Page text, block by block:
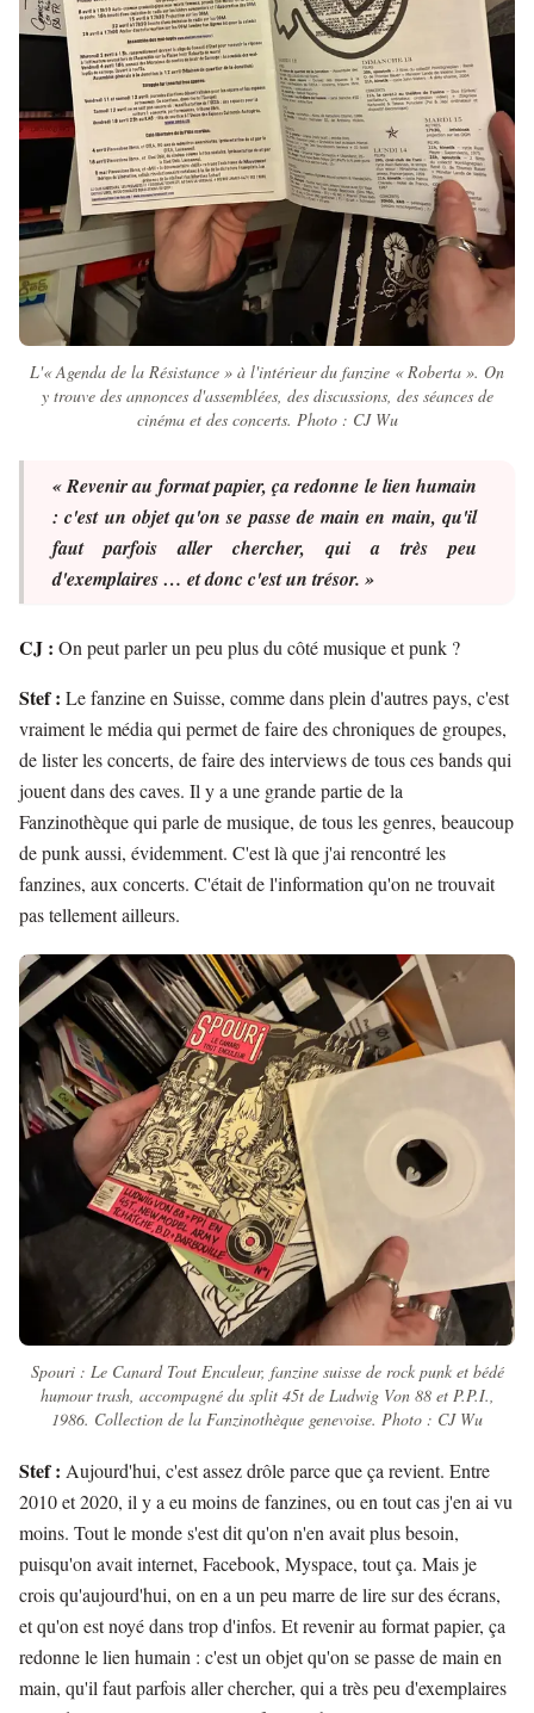
L'« Agenda de la Résistance » à l'intérieur du fanzine « Roberta ». On
y trouve des annonces d'assemblées, des discussions, des séances de
cinéma et des concerts. Photo : CJ Wu
« Revenir au format papier, ça redonne le lien humain
: c'est un objet qu'on se passe de main en main, qu'il
faut parfois aller chercher, qui a très peu
d'exemplaires … et donc c'est un trésor. »
CJ : On peut parler un peu plus du côté musique et punk ?
Stef : Le fanzine en Suisse, comme dans plein d'autres pays, c'est
vraiment le média qui permet de faire des chroniques de groupes,
de lister les concerts, de faire des interviews de tous ces bands qui
jouent dans des caves. Il y a une grande partie de la
Fanzinothèque qui parle de musique, de tous les genres, beaucoup
de punk aussi, évidemment. C'est là que j'ai rencontré les
fanzines, aux concerts. C'était de l'information qu'on ne trouvait
pas tellement ailleurs.
Spouri : Le Canard Tout Enculeur, fanzine suisse de rock punk et bédé
humour trash, accompagné du split 45t de Ludwig Von 88 et P.P.I.,
1986. Collection de la Fanzinothèque genevoise. Photo : CJ Wu
Stef : Aujourd'hui, c'est assez drôle parce que ça revient. Entre
2010 et 2020, il y a eu moins de fanzines, ou en tout cas j'en ai vu
moins. Tout le monde s'est dit qu'on n'en avait plus besoin,
puisqu'on avait internet, Facebook, Myspace, tout ça. Mais je
crois qu'aujourd'hui, on en a un peu marre de lire sur des écrans,
et qu'on est noyé dans trop d'infos. Et revenir au format papier, ça
redonne le lien humain : c'est un objet qu'on se passe de main en
main, qu'il faut parfois aller chercher, qui a très peu d'exemplaires